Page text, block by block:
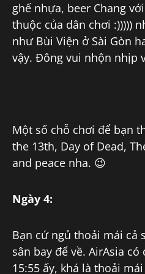
ghế nhựa, beer Chang
thuộc của dân chơi :)))))
như Bùi Viện ở Sài Gòn
vậy. Đông vui nhộn nhịp
Một số chỗ chơi để bạn
the 13th, Day of Dead,
and peace nha. 😉
Ngày 4:
Bạn cứ ngủ thoải mái cả
sân bay để về. AirAsia có
15:55 ấy, khá là thoải